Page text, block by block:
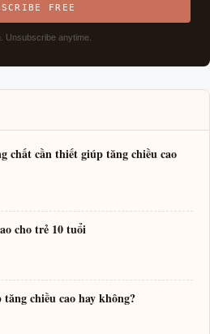
FREE
Unsubscribe anytime.
chất cần thiết giúp tăng chiều cao
cho trẻ 10 tuổi
chiều cao hay không?